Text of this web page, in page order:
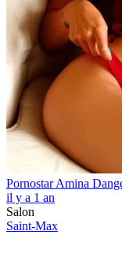
Pornostar Amina
il y a 1 an
Salon
Saint-Max